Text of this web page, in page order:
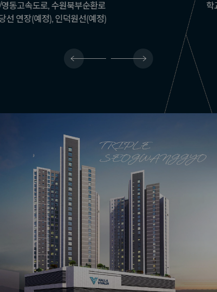
학교, 대형마트, 백화점, 대학병원